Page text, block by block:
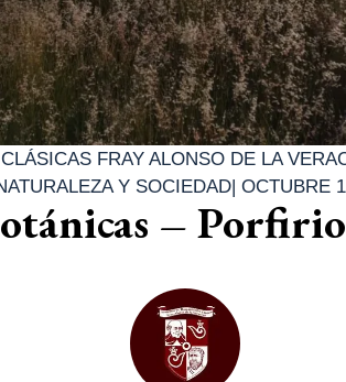
FRAY ALONSO DE LA
Y SOCIEDAD| OCTUBRE
–